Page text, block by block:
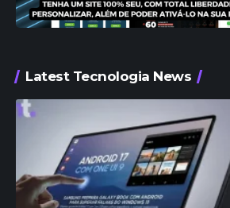
Latest Tecnologia News